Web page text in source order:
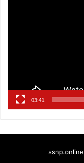
03:41
ssnp.online